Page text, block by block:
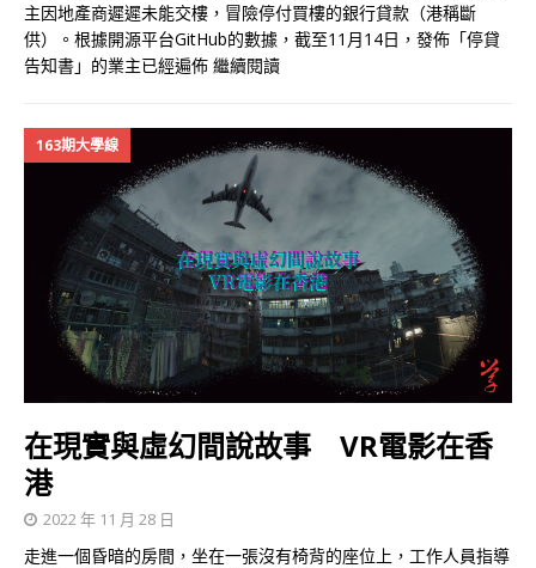
主因地產商遲遲未能交樓，冒險停付買樓的銀行貸款（港稱斷
供）。根據開源平台GitHub的數據，截至11月14日，發佈「停貸
告知書」的業主已經遍佈 繼續閱讀
163期大學線
在現實與虛幻間說故事 VR電影在香
港
2022 年 11 月 28 日
走進一個昏暗的房間，坐在一張沒有椅背的座位上，工作人員指導